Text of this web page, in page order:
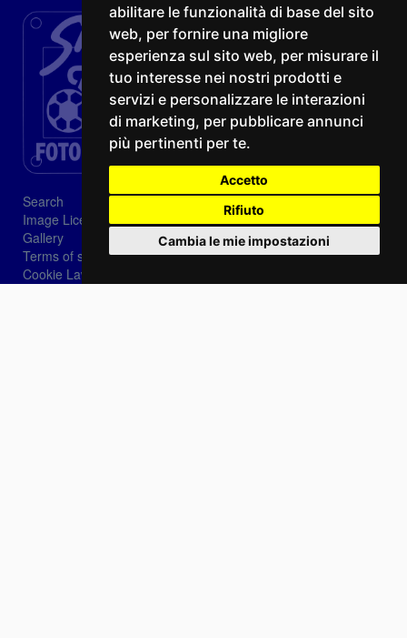
abilitare le funzionalità di base del sito
web, per fornire una migliore
esperienza sul sito web, per misurare il
tuo interesse nei nostri prodotti e
servizi e personalizzare le interazioni
di marketing, per pubblicare annunci
più pertinenti per te.
Accetto
Rifiuto
Cambia le mie impostazioni
Search
Image Licenses
Gallery
Terms of sale
Cookie Law